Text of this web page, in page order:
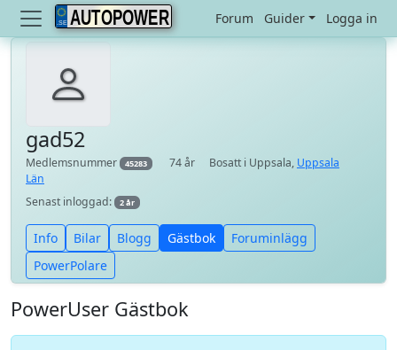
AUTOPOWER Forum Guider Logga in
gad52
Medlemsnummer 45283 74 år Bosatt i Uppsala, Uppsala
Län
Senast inloggad:
2 år
Info Bilar Blogg Gästbok
Foruminlägg
PowerPolare
PowerUser Gästbok